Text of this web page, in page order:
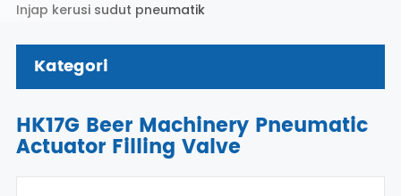
Injap kerusi sudut pneumatik
Kategori
HK17G Beer Machinery Pneumatic
Actuator Filling Valve